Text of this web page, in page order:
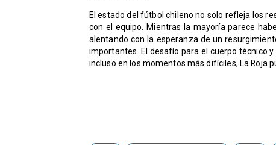
El estado del fútbol chileno no solo refleja los
con el equipo. Mientras la mayoría parece
alentando con la esperanza de un
importantes. El desafío para el cuerpo técnico
incluso en los momentos más difíciles, La Roja